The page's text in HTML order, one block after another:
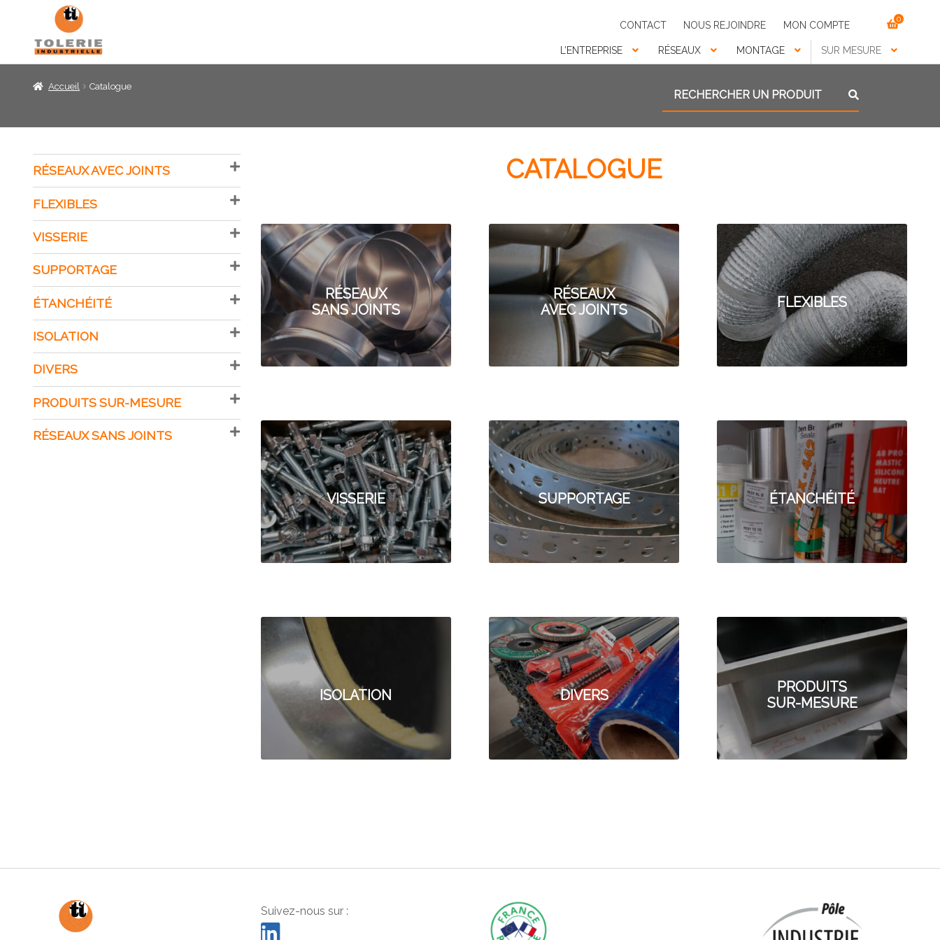
CONTACT NOUS REJOINDRE MON COMPTE
0
L’ENTREPRISE RÉSEAUX MONTAGE SUR MESURE
Recherche pour :
Recherche
Accueil Catalogue
CATALOGUE
RÉSEAUX
SANS JOINTS
RÉSEAUX
AVEC JOINTS
FLEXIBLES
VISSERIE SUPPORTAGE ÉTANCHÉITÉ
ISOLATION DIVERS
PRODUITS
SUR-MESURE
RÉSEAUX AVEC JOINTS
FLEXIBLES
VISSERIE
SUPPORTAGE
ÉTANCHÉITÉ
ISOLATION
DIVERS
PRODUITS SUR-MESURE
RÉSEAUX SANS JOINTS
Suivez-nous sur :
Panneau de gestion des cookies